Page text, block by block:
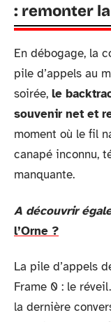
: remonter
En débogage, la
pile d’appels au
soirée, le
souvenir net et
moment où le fil
canapé inconnu,
manquante.
A découvrir
l’Orne ?
La pile d’appels
Frame 0 : le
la dernière